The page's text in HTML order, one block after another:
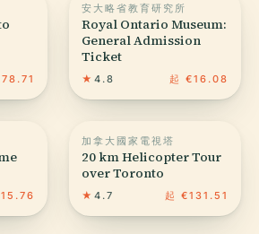
安大略省教育研究所
Royal Ontario Museum:
General Admission
Ticket
★ 4.8 起 €16.08
加拿大國家電視塔
20 km Helicopter Tour
over Toronto
★ 4.7 起 €131.51